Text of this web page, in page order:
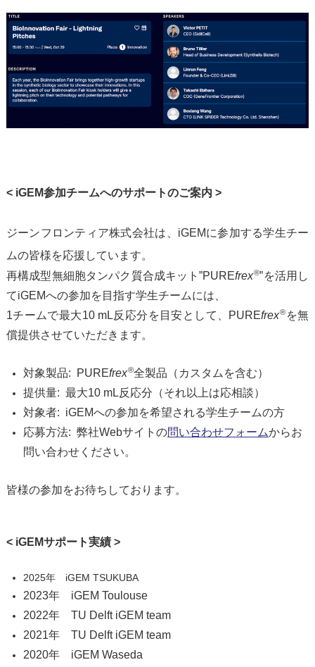
< iGEM参加チームへのサポートのご案内 >
ジーンフロンティア株式会社は、iGEMに参加する学生チー
ムの皆様を応援しています。
再構成型無細胞タンパク質合成キット”PUREfrex®”を活用し
てiGEMへの参加を目指す学生チームには、
1チームで最大10 mL反応分を目安として、PUREfrex® を無
償提供させていただきます。
対象製品: PUREfrex®全製品（カスタムを含む）
提供量: 最大10 mL反応分（それ以上は応相談）
対象者: iGEMへの参加を希望される学生チームの方
応募方法: 弊社Webサイトの問い合わせフォームからお
問い合わせください。
皆様の参加をお待ちしております。
< iGEMサポート実績 >
2025年 iGEM TSUKUBA
2023年 iGEM Toulouse
2022年 TU Delft iGEM team
2021年 TU Delft iGEM team
2020年 iGEM Waseda